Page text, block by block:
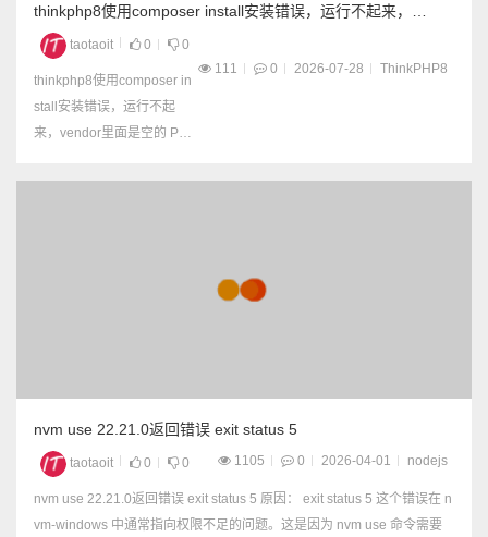
thinkphp8使用composer install安装错误，运行不起来，
vendor里面是空的
taotaoit 0
0
111
0 2026-07-28 ThinkPHP8
thinkphp8使用composer in
stall安装错误，运行不起
来，vendor里面是空的 Pro
on requires topthink/think-t
nvm use 22.21.0返回错误 exit status 5
taotaoit 0 0 1105 0 2026-04-01 nodejs
nvm use 22.21.0返回错误 exit status 5 原因： exit status 5 这个错误在 n
vm-windows 中通常指向权限不足的问题。这是因为 nvm use 命令需要